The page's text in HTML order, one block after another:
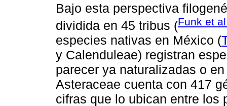
Bajo esta perspectiva
dividida en 45 tribus (Funk et
especies nativas en México (
y Calenduleae) registran
parecer ya naturalizadas o
Asteraceae cuenta con 417
cifras que lo ubican entre los